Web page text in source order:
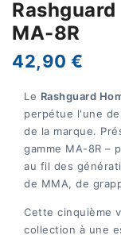
MA-8R
42,90 €
Le Rashguard
perpétue l'une
de la marque.
gamme MA-8R –
au fil des
de MMA, de
Cette cinquième
collection à une